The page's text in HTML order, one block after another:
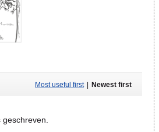
Most useful first | Newest first